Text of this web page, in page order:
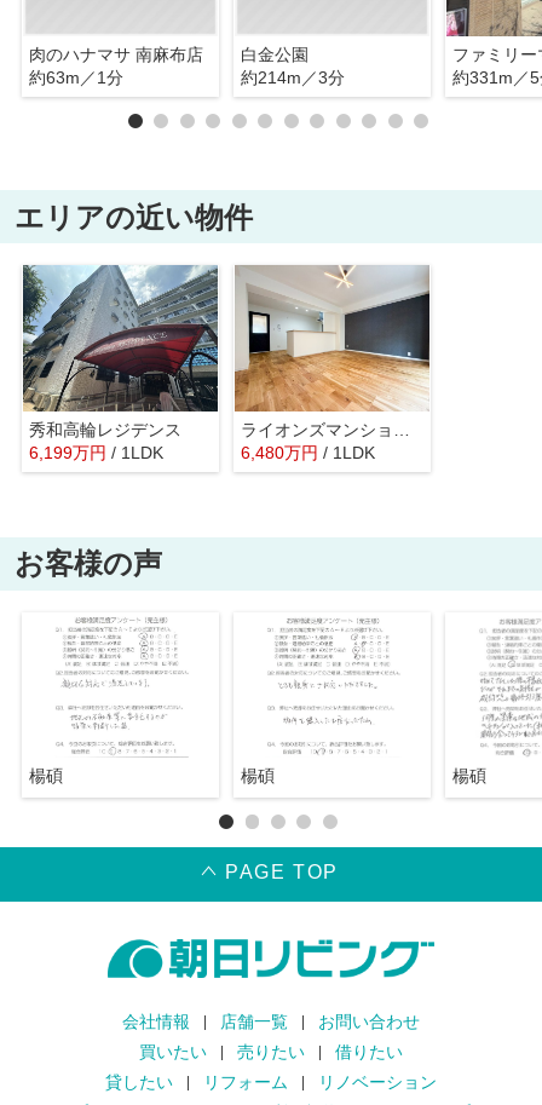
肉のハナマサ 南麻布店
約63m／1分
白金公園
約214m／3分
約331m／
エリアの近い物件
秀和高輪レジデンス
6,199万円 / 1LDK
6,480万円 / 1LDK
お客様の声
楊碩 楊碩 楊碩
PAGE TOP
会社情報 店舗一覧
お問い合わせ
買いたい
売りたい
借りたい
貸したい
リフォーム
リノベーション